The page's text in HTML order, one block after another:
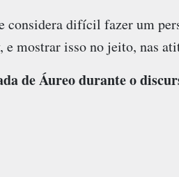
considera difícil fazer um
e mostrar isso no jeito, nas
de Áureo durante o